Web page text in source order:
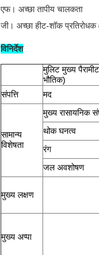
एफ। अच्छा तापीय चालकता
जी। अच्छा हीट-शॉक प्रतिरोधक
विनिर्देश
मुलिट मुख्य
भौतिक)
संपत्ति
मद
सामान्य
विशेषता
मुख्य रासायनिक
थोक घनत्व
रंग
जल अवशोषण
मुख्य लक्षण
मुख्य अप्पा